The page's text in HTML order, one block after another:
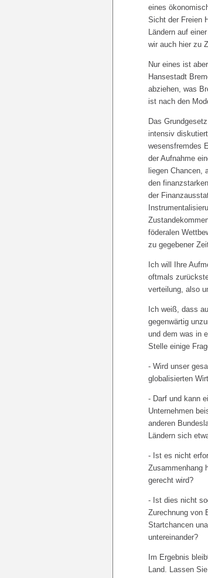
eines
Sicht der Freien
Ländern auf
wir auch hier zu
Nur eines ist
Hansestadt
abziehen, was
ist nach den
Das
intensiv
wesensfremdes
der Aufnahme
liegen Chancen,
den
der
föderalen
zu gegebener
Ich will Ihre
oftmals
verteilung, also
Ich weiß, dass
gegenwärtig
und dem was in
Stelle einige
- Wird unser
globalisierten
- Darf und kann
Unternehmen
anderen
Ländern sich
- Ist es nicht
Zusammenhang
gerecht wird?
- Ist dies nicht
Zurechnung von
Startchancen
untereinander?
Im Ergebnis
Land. Lassen